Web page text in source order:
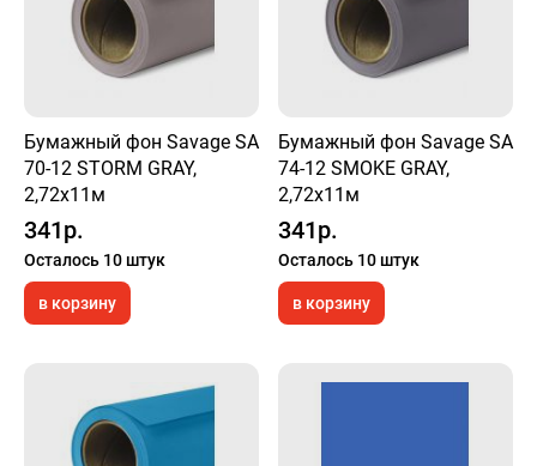
Бумажный фон Savage SA
70-12 STORM GRAY,
2,72х11м
341р.
Осталось 10 штук
в корзину
Бумажный фон Savage SA
74-12 SMOKE GRAY,
2,72х11м
341р.
Осталось 10 штук
в корзину